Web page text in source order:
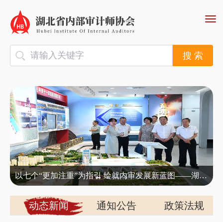
搜 索
以七个“更加注重”为指引 绘就内审发展新蓝图——湖北省内部审计师协会赴中铁十一局开展调研
动态新闻 通知公告 政策法规